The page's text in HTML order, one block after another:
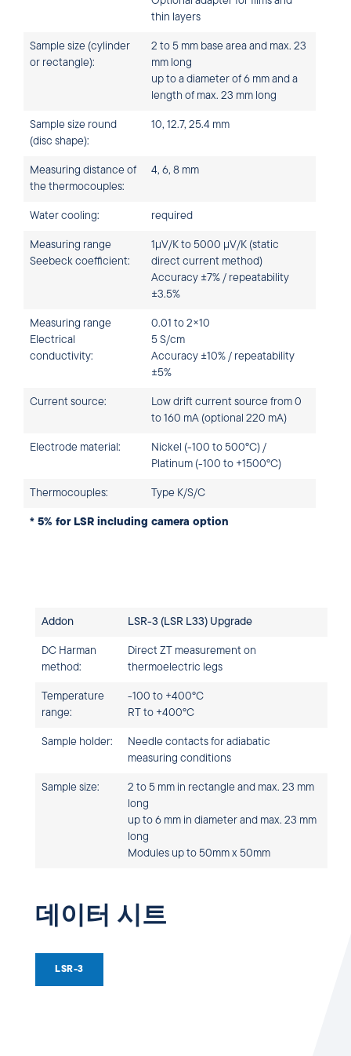
thin layers
Sample size (cylinder
or rectangle):
2 to 5 mm base area and max. 23
mm long
up to a diameter of 6 mm and a
length of max. 23 mm long
Sample size round
(disc shape):
10, 12.7, 25.4 mm
Measuring distance of
the thermocouples:
4, 6, 8 mm
Water cooling: required
Measuring range
Seebeck coefficient:
1µV/K to 5000 µV/K (static
direct current method)
Accuracy ±7% / repeatability
±3.5%
Measuring range
Electrical
conductivity:
0.01 to 2×10
5 S/cm
Accuracy ±10% / repeatability
±5%
Current source:
Low drift current source from 0
to 160 mA (optional 220 mA)
Electrode material:
Nickel (-100 to 500°C) /
Platinum (-100 to +1500°C)
Thermocouples: Type K/S/C
* 5% for LSR including camera option
Addon LSR-3 (LSR L33) Upgrade
DC Harman
method:
Direct ZT measurement on
thermoelectric legs
Temperature
range:
-100 to +400°C
RT to +400°C
Sample holder:
Needle contacts for adiabatic
measuring conditions
Sample size:
2 to 5 mm in rectangle and max. 23 mm
long
up to 6 mm in diameter and max. 23 mm
long
Modules up to 50mm x 50mm
데이터 시트
LSR-3